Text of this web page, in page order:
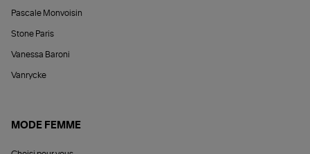
Pascale Monvoisin
Stone Paris
Vanessa Baroni
Vanrycke
MODE FEMME